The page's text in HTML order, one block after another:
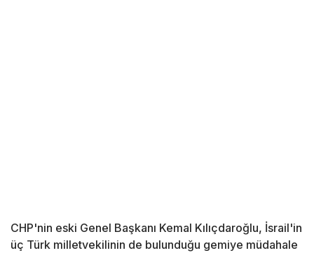
CHP'nin eski Genel Başkanı Kemal Kılıçdaroğlu, İsrail'in
üç Türk milletvekilinin de bulunduğu gemiye müdahale